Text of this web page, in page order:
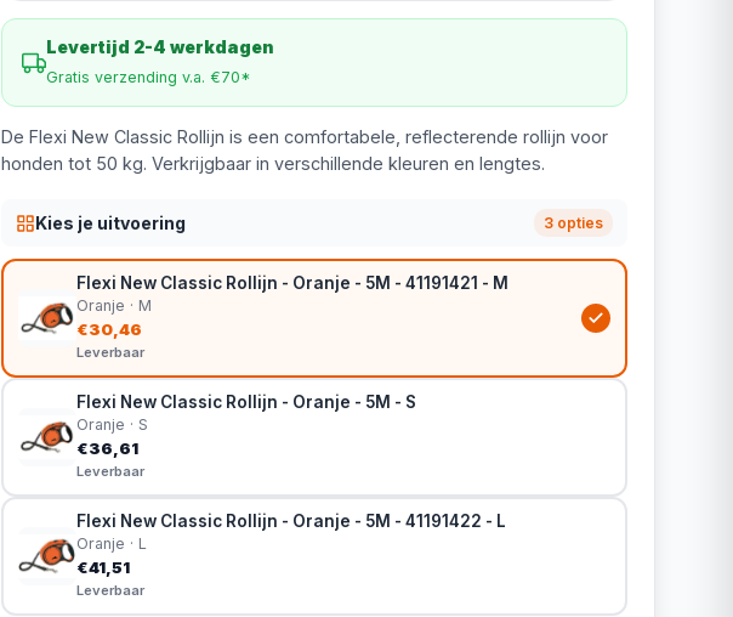
Levertijd 2-4 werkdagen
Gratis verzending v.a. €70*
De Flexi New Classic Rollijn is een comfortabele, reflecterende rollijn voor
honden tot 50 kg. Verkrijgbaar in verschillende kleuren en lengtes.
Kies je uitvoering 3 opties
Flexi New Classic Rollijn - Oranje - 5M - 41191421 - M
Oranje · M
€30,46
Leverbaar
Flexi New Classic Rollijn - Oranje - 5M - S
Oranje · S
€36,61
Leverbaar
Flexi New Classic Rollijn - Oranje - 5M - 41191422 - L
Oranje · L
€41,51
Leverbaar